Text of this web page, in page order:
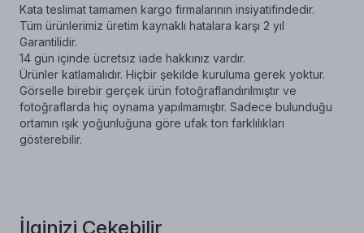
Kata teslimat tamamen kargo firmalarının insiyatifindedir.
Tüm ürünlerimiz üretim kaynaklı hatalara karşı 2 yıl
Garantilidir.
14 gün içinde ücretsiz iade hakkınız vardır.
Ürünler katlamalıdır. Hiçbir şekilde kuruluma gerek yoktur.
Görselle birebir gerçek ürün fotoğraflandırılmıştır ve
fotoğraflarda hiç oynama yapılmamıştır. Sadece bulunduğu
ortamın ışık yoğunluğuna göre ufak ton farklılıkları
gösterebilir.
İlginizi Çekebilir